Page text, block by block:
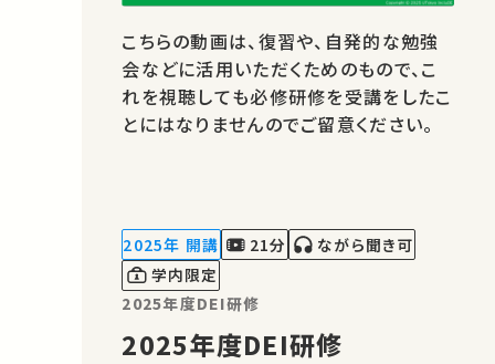
こちらの動画は、復習や、自発的な勉強
会などに活用いただくためのもので、こ
れを視聴しても必修研修を受講をしたこ
とにはなりませんのでご留意ください。
2025年 開講 21分
ながら聞き可
学内限定
2025年度DEI研修
2025年度DEI研修